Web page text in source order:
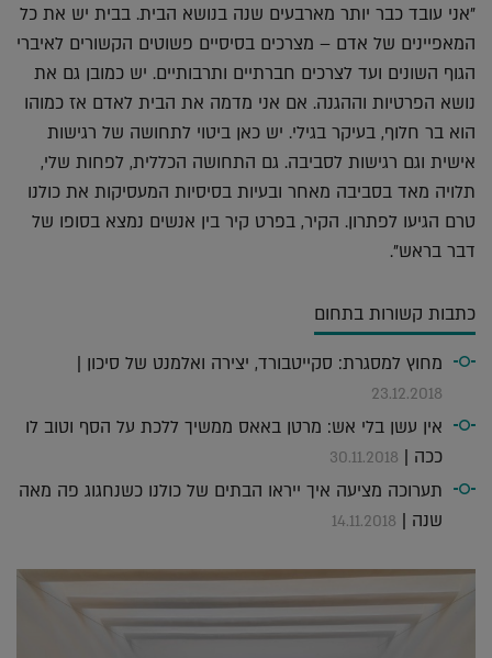
"אני עובד כבר יותר מארבעים שנה בנושא הבית. בבית יש את כל
המאפיינים של אדם – מצרכים בסיסיים פשוטים הקשורים לאיברי
הגוף השונים ועד לצרכים חברתיים ותרבותיים. יש כמובן גם את
נושא הפרטיות וההגנה. אם אני מדמה את הבית לאדם אז כמוהו
הוא בר חלוף, בעיקר בגילי. יש כאן ביטוי לתחושה של רגישות
אישית וגם רגישות לסביבה. גם התחושה הכללית, לפחות שלי,
תלויה מאד בסביבה מאחר ובעיות בסיסיות המעסיקות את כולנו
טרם הגיעו לפתרון. הקיר, בפרט קיר בין אנשים נמצא בסופו של
דבר בראש".
כתבות קשורות בתחום
מחוץ למסגרת: סקייטבורד, יצירה ואלמנט של סיכון |
23.12.2018
אין עשן בלי אש: מרטן באאס ממשיך ללכת על הסף וטוב לו
ככה | 30.11.2018
תערוכה מציעה איך ייראו הבתים של כולנו כשנחגוג פה מאה
שנה | 14.11.2018